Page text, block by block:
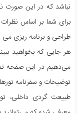
نباشد که در این صورت
برای شما بر اساس
طراحی و برنامه ریزی می
هر جایی که بخواهید
می‌دهیم در این صفحه
توضیحات و سفرنامه
طبیعت گردی داخلی،